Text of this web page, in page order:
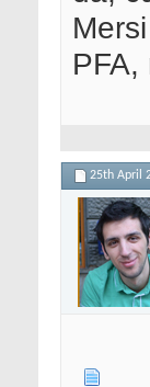
PFA,
25th April